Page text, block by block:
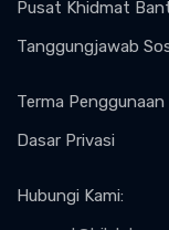
Pusat Khidmat
Tanggungjawab
Terma Penggunaan
Dasar Privasi
Hubungi Kami: